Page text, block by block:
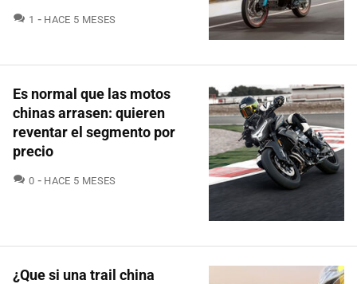
1 COMENTARIOS
HACE 5 MESES
Es normal que las motos
chinas arrasen: quieren
reventar el segmento por
precio
0 COMENTARIOS
HACE 5 MESES
¿Que si una trail china